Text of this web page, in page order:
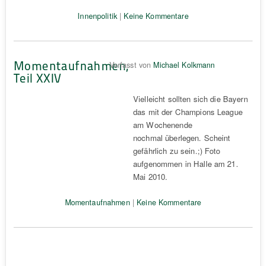
Innenpolitik| Keine Kommentare
Momentaufnahmen,
Teil XXIV
Verfasst von Michael Kolkmann
Vielleicht sollten sich die Bayern
das mit der Champions League
am Wochenende
nochmal überlegen. Scheint
gefährlich zu sein.;) Foto
aufgenommen in Halle am 21.
Mai 2010.
Momentaufnahmen| Keine Kommentare